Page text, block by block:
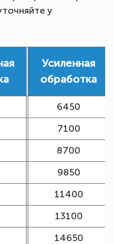
у
Усиленная
обработка
6450
7100
8700
9850
11400
13100
14650